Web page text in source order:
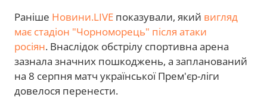
Раніше Новини.LIVE показували, який вигляд
має стадіон "Чорноморець" після атаки
росіян. Внаслідок обстрілу спортивна арена
зазнала значних пошкоджень, а запланований
на 8 серпня матч української Прем'єр-ліги
довелося перенести.